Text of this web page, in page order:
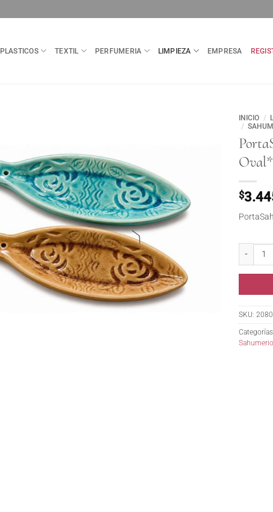
PLASTICOS TEXTIL PERFUMERIA LIMPIEZA EMPRESA
INICIO /
/
Oval*
$
SKU: